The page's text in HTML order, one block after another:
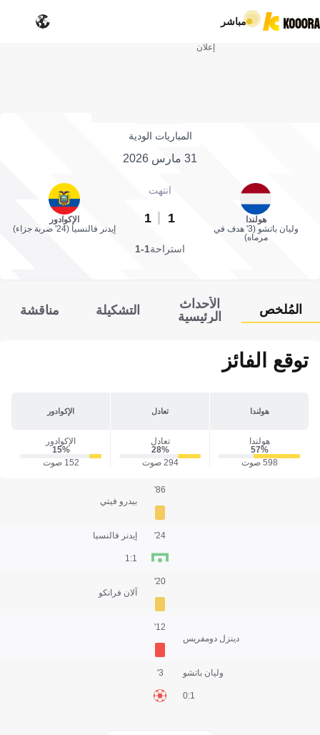
مباشر
إعلان
المباريات الودية
31 مارس 2026
هولندا
وليان باتشو (3' هدف في
مرماه)
انتهت
1
1
الإكوادور
إيدنر فالنسيا (24' ضربة جزاء)
استراحة1-1
المُلخص
الأحداث
الرئيسية
التشكيلة مناقشة
توقع الفائز
هولندا تعادل الإكوادور
هولندا
57‎%‎
598 صوت
تعادل
28‎%‎
294 صوت
الإكوادور
15‎%‎
152 صوت
بيدرو فيتي
86'
إيدنر فالنسيا
1:1
24'
آلان فرانكو
20'
دينزل دومفريس
12'
وليان باتشو
1:0
3'